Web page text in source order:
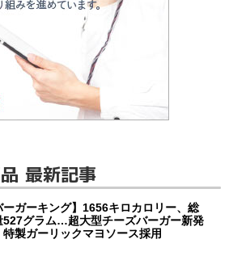
品 最新記事
ーガーキング】1656キロカロリー、総
527グラム…超大型チーズバーガー新発
製ガーリックマヨソース採用